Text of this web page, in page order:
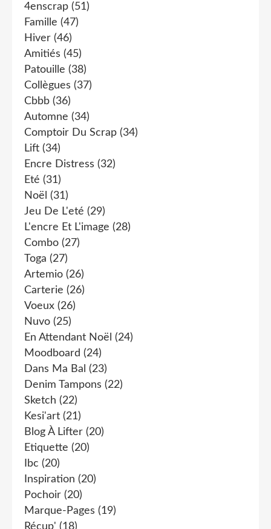
4enscrap (51)
Famille (47)
Hiver (46)
Amitiés (45)
Patouille (38)
Collègues (37)
Cbbb (36)
Automne (34)
Comptoir Du Scrap (34)
Lift (34)
Encre Distress (32)
Eté (31)
Noël (31)
Jeu De L'eté (29)
L'encre Et L'image (28)
Combo (27)
Toga (27)
Artemio (26)
Carterie (26)
Voeux (26)
Nuvo (25)
En Attendant Noël (24)
Moodboard (24)
Dans Ma Bal (23)
Denim Tampons (22)
Sketch (22)
Kesi'art (21)
Blog À Lifter (20)
Etiquette (20)
Ibc (20)
Inspiration (20)
Pochoir (20)
Marque-Pages (19)
Récup' (18)